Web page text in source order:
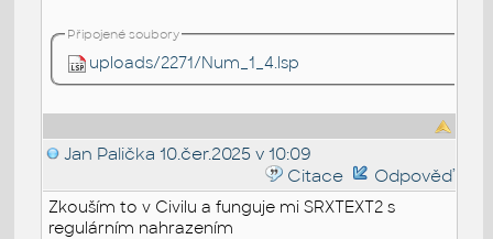
Připojené soubory
uploads/2271/Num_1_4.lsp
Jan Palička 10.čer.2025 v 10:09
Citace
Odpověď
Zkouším to v Civilu a funguje mi SRXTEXT2 s
regulárním nahrazením